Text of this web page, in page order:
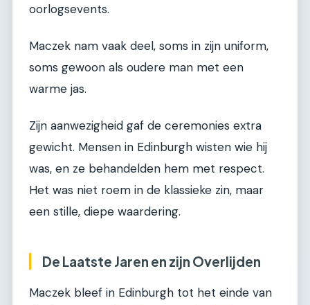
oorlogsevents.
Maczek nam vaak deel, soms in zijn uniform,
soms gewoon als oudere man met een
warme jas.
Zijn aanwezigheid gaf de ceremonies extra
gewicht. Mensen in Edinburgh wisten wie hij
was, en ze behandelden hem met respect.
Het was niet roem in de klassieke zin, maar
een stille, diepe waardering.
De Laatste Jaren en zijn Overlijden
Maczek bleef in Edinburgh tot het einde van